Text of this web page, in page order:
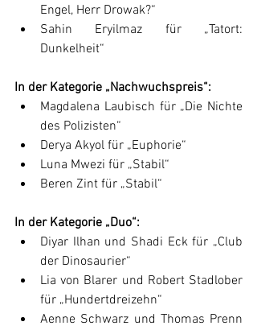
Engel, Herr Drowak?“
Sahin Eryilmaz für „Tatort:
Dunkelheit“
In der Kategorie „Nachwuchspreis“:
Magdalena Laubisch für „Die Nichte
des Polizisten“
Derya Akyol für „Euphorie“
Luna Mwezi für „Stabil“
Beren Zint für „Stabil“
In der Kategorie „Duo“:
Diyar Ilhan und Shadi Eck für „Club
der Dinosaurier“
Lia von Blarer und Robert Stadlober
für „Hundertdreizehn“
Aenne Schwarz und Thomas Prenn